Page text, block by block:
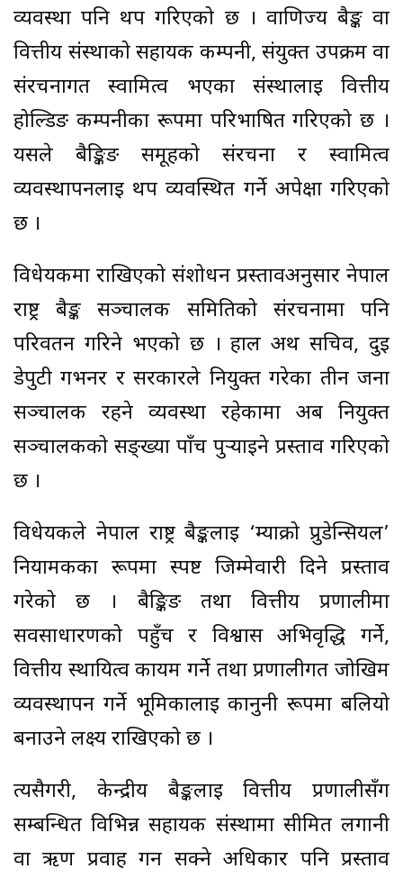
व्यवस्था पनि थप गरिएको छ । वाणिज्य बैङ्क वा
वित्तीय संस्थाको सहायक कम्पनी, संयुक्त उपक्रम वा
संरचनागत स्वामित्व भएका संस्थालाई वित्तीय
होल्डिङ कम्पनीका रूपमा परिभाषित गरिएको छ ।
यसले बैङ्किङ समूहको संरचना र स्वामित्व
व्यवस्थापनलाई थप व्यवस्थित गर्ने अपेक्षा गरिएको
छ ।
विधेयकमा राखिएको संशोधन प्रस्तावअनुसार नेपाल
राष्ट्र बैङ्क सञ्चालक समितिको संरचनामा पनि
परिवर्तन गरिने भएको छ । हाल अर्थ सचिव, दुई
डेपुटी गभर्नर र सरकारले नियुक्त गरेका तीन जना
सञ्चालक रहने व्यवस्था रहेकामा अब नियुक्त
सञ्चालकको सङ्ख्या पाँच पुर्‍याइने प्रस्ताव गरिएको
छ ।
विधेयकले नेपाल राष्ट्र बैङ्कलाई ‘म्याक्रो प्रुडेन्सियल’
नियामकका रूपमा स्पष्ट जिम्मेवारी दिने प्रस्ताव
गरेको छ । बैङ्किङ तथा वित्तीय प्रणालीमा
सर्वसाधारणको पहुँच र विश्वास अभिवृद्धि गर्ने,
वित्तीय स्थायित्व कायम गर्ने तथा प्रणालीगत जोखिम
व्यवस्थापन गर्ने भूमिकालाई कानुनी रूपमा बलियो
बनाउने लक्ष्य राखिएको छ ।
त्यसैगरी, केन्द्रीय बैङ्कलाई वित्तीय प्रणालीसँग
सम्बन्धित विभिन्न सहायक संस्थामा सीमित लगानी
वा ऋण प्रवाह गर्न सक्ने अधिकार पनि प्रस्ताव